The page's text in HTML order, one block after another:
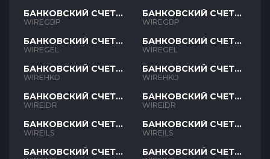
БАНКОВСКИЙ СЧЕТ
GBP
WIREGBP
БАНКОВСКИЙ СЧЕТ
GEL
WIREGEL
БАНКОВСКИЙ СЧЕТ
HKD
WIREHKD
БАНКОВСКИЙ СЧЕТ
IDR
WIREIDR
БАНКОВСКИЙ СЧЕТ
ILS
WIREILS
БАНКОВСКИЙ СЧЕТ
БАНКОВСКИЙ СЧЕТ
GBP
WIREGBP
БАНКОВСКИЙ СЧЕТ
GEL
WIREGEL
БАНКОВСКИЙ СЧЕТ
HKD
WIREHKD
БАНКОВСКИЙ СЧЕТ
IDR
WIREIDR
БАНКОВСКИЙ СЧЕТ
ILS
WIREILS
БАНКОВСКИЙ СЧЕТ